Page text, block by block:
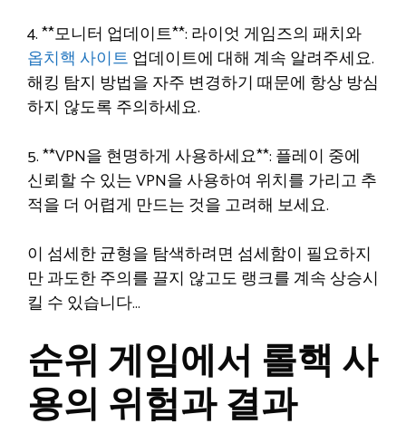
4. **모니터 업데이트**: 라이엇 게임즈의 패치와
옵치핵 사이트 업데이트에 대해 계속 알려주세요.
해킹 탐지 방법을 자주 변경하기 때문에 항상 방심
하지 않도록 주의하세요.
5. **VPN을 현명하게 사용하세요**: 플레이 중에
신뢰할 수 있는 VPN을 사용하여 위치를 가리고 추
적을 더 어렵게 만드는 것을 고려해 보세요.
이 섬세한 균형을 탐색하려면 섬세함이 필요하지
만 과도한 주의를 끌지 않고도 랭크를 계속 상승시
킬 수 있습니다…
순위 게임에서 롤핵 사
용의 위험과 결과